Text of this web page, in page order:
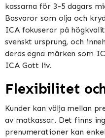
kassarna för 3-5 dagars
Basvaror som olja och
ICA fokuserar på
svenskt ursprung, och
deras egna märken som
ICA Gott liv​​.
Flexibilitet
Kunder kan välja mellan
av matkassar. Det finns
prenumerationer kan